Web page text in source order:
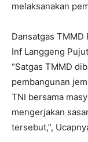
melaksanakan
Dansatgas TMMD
Inf Langgeng
“Satgas TMMD
pembangunan
TNI bersama
mengerjakan
tersebut,”,